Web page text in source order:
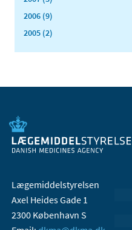
2006 (9)
2005 (2)
Lægemiddelstyrelsen
Axel Heides Gade 1
2300 København S